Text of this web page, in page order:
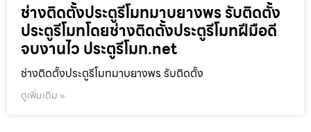
ช่างติดตั้งประตูรีโมทมาบยางพร รับติดตั้ง
ประตูรีโมทโดยช่างติดตั้งประตูรีโมทฝีมือดี
จบงานไว ประตูรีโมท.net
ช่างติดตั้งประตูรีโมทมาบยางพร รับติดตั้ง
ดูเพิ่มเติม »